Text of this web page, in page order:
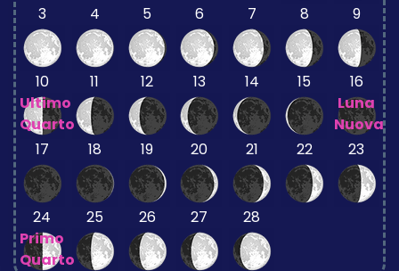
3
4 5 6 7 8 9
10
Ultimo
Quarto
11 12 13 14 15
16
Luna
Nuova
17
18 19 20 21 22 23
24
Primo
Quarto
25 26 27 28